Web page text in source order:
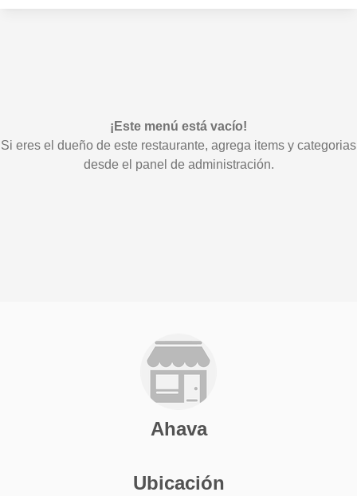
¡Este menú está vacío!
Si eres el dueño de este restaurante, agrega items y categorias
desde el panel de administración.
Ahava
Ubicación